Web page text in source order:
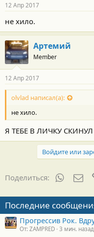
12 Апр 2017
не хило.
Артемий
Member
12 Апр 2017
olvlad написал(а):
не хило.
Я ТЕБЕ В ЛИЧКУ
Войдите или
Поделиться:
Последние
Прогрессив Рок.
От: ZAMPRED 3 мин. назад